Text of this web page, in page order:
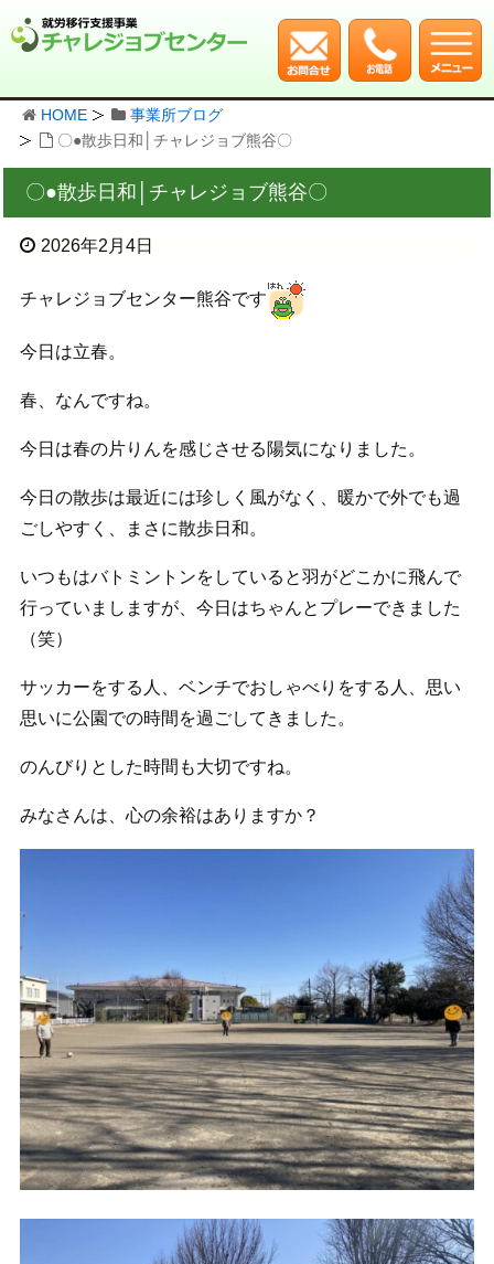
HOME
事業所ブログ
〇●散歩日和│チャレジョブ熊谷〇
〇●散歩日和│チャレジョブ熊谷〇
2026年2月4日
チャレジョブセンター熊谷です
今日は立春。
春、なんですね。
今日は春の片りんを感じさせる陽気になりました。
今日の散歩は最近には珍しく風がなく、暖かで外でも過
ごしやすく、まさに散歩日和。
いつもはバトミントンをしていると羽がどこかに飛んで
行っていましますが、今日はちゃんとプレーできました
（笑）
サッカーをする人、ベンチでおしゃべりをする人、思い
思いに公園での時間を過ごしてきました。
のんびりとした時間も大切ですね。
みなさんは、心の余裕はありますか？